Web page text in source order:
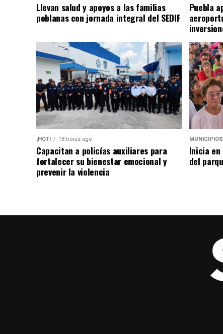
Llevan salud y apoyos a las familias
poblanas con jornada integral del SEDIF
Puebla
¡HOT! 18 horas ago
Capacitan a policías auxiliares para
fortalecer su bienestar emocional y
prevenir la violencia
MUNICIPIOS
Inicia
del